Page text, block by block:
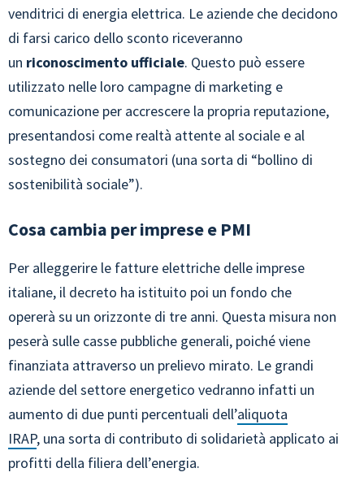
venditrici di energia elettrica. Le aziende che decidono
di farsi carico dello sconto riceveranno
un riconoscimento ufficiale. Questo può essere
utilizzato nelle loro campagne di marketing e
comunicazione per accrescere la propria reputazione,
presentandosi come realtà attente al sociale e al
sostegno dei consumatori (una sorta di “bollino di
sostenibilità sociale”).
Cosa cambia per imprese e PMI
Per alleggerire le fatture elettriche delle imprese
italiane, il decreto ha istituito poi un fondo che
opererà su un orizzonte di tre anni. Questa misura non
peserà sulle casse pubbliche generali, poiché viene
finanziata attraverso un prelievo mirato. Le grandi
aziende del settore energetico vedranno infatti un
aumento di due punti percentuali dell’aliquota
IRAP, una sorta di contributo di solidarietà applicato ai
profitti della filiera dell’energia.